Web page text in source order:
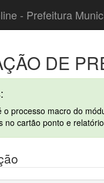
- Prefeitura
DE
o processo macro do
no cartão ponto e